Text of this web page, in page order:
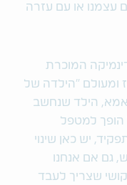
עצמנו או עם עזרה
המוכרת
"הילדה של
הילד שנחשב
למטפל
יש כאן שינוי
גם אם אנחנו
שצריך לעבד